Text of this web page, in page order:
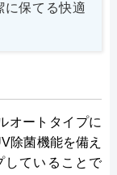
に保てる快適
オートタイプに
除菌機能を備え
していることで